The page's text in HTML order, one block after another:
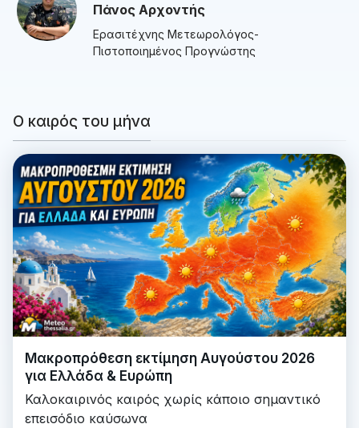
Πάνος Αρχοντής
Ερασιτέχνης Μετεωρολόγος-
Πιστοποιημένος Προγνώστης
Ο καιρός του μήνα
Μακροπρόθεση εκτίμηση Αυγούστου 2026
για Ελλάδα & Ευρώπη
Καλοκαιρινός καιρός χωρίς κάποιο σημαντικό
επεισόδιο καύσωνα